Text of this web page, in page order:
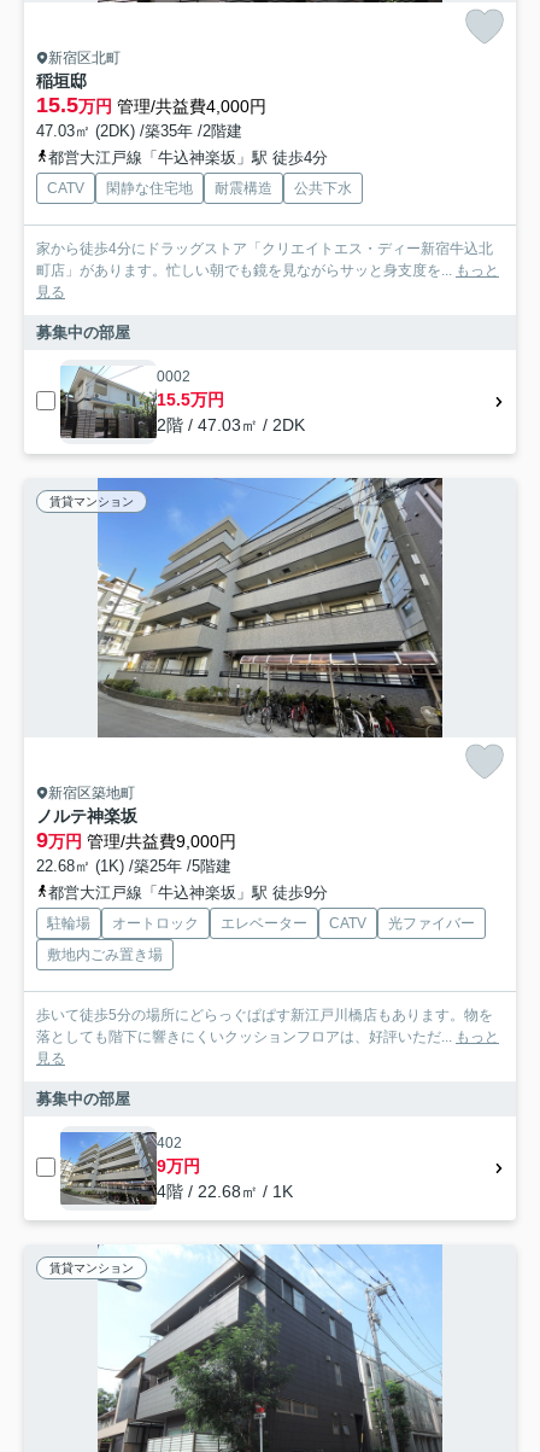
新宿区北町
稲垣邸
15.5万円 管理/共益費4,000円
47.03㎡ (2DK) /築35年 /2階建
都営大江戸線「牛込神楽坂」駅 徒歩4分
CATV 閑静な住宅地 耐震構造 公共下水
家から徒歩4分にドラッグストア「クリエイトエス・ディー新宿牛込北
町店」があります。忙しい朝でも鏡を見ながらサッと身支度を... もっと
見る
募集中の部屋
0002
15.5万円
2階 / 47.03㎡ / 2DK
賃貸マンション
新宿区築地町
ノルテ神楽坂
9万円 管理/共益費9,000円
22.68㎡ (1K) /築25年 /5階建
都営大江戸線「牛込神楽坂」駅 徒歩9分
駐輪場 オートロック エレベーター CATV
光ファイバー
敷地内ごみ置き場
歩いて徒歩5分の場所にどらっぐぱぱす新江戸川橋店もあります。物を
落としても階下に響きにくいクッションフロアは、好評いただ... もっと
見る
募集中の部屋
402
9万円
4階 / 22.68㎡ / 1K
賃貸マンション